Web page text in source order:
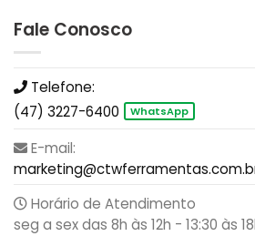
Fale Conosco
Telefone:
(47) 3227-6400
WhatsApp
E-mail:
Horário de Atendimento
seg a sex das 8h às 12h - 13:30 às